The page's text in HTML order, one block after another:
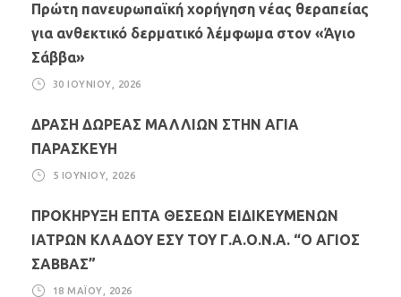
Πρώτη πανευρωπαϊκή χορήγηση νέας θεραπείας
για ανθεκτικό δερματικό λέμφωμα στον «Άγιο
Σάββα»
30 ΙΟΥΝΊΟΥ, 2026
ΔΡΑΣΗ ΔΩΡΕΑΣ ΜΑΛΛΙΩΝ ΣΤΗΝ ΑΓΙΑ
ΠΑΡΑΣΚΕΥΗ
5 ΙΟΥΝΊΟΥ, 2026
ΠΡΟΚΗΡΥΞΗ ΕΠΤΑ ΘΕΣΕΩΝ ΕΙΔΙΚΕΥΜΕΝΩΝ
ΙΑΤΡΩΝ ΚΛΑΔΟΥ ΕΣΥ ΤΟΥ Γ.Α.Ο.Ν.Α. “Ο ΑΓΙΟΣ
ΣΑΒΒΑΣ”
18 ΜΑΪ́ΟΥ, 2026